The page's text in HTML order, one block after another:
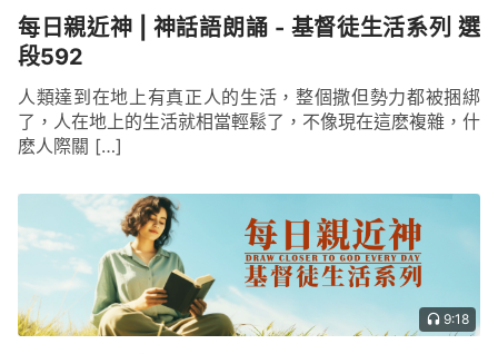
每日親近神 | 神話語朗誦 - 基督徒生活系列 選
段592
人類達到在地上有真正人的生活，整個撒但勢力都被捆綁
了，人在地上的生活就相當輕鬆了，不像現在這麽複雜，什
麽人際關 […]
9:18